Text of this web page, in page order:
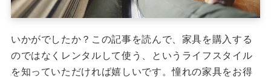
いかがでしたか？この記事を読んで、家具を購入する
のではなくレンタルして使う、というライフスタイル
を知っていただければ嬉しいです。憧れの家具をお得